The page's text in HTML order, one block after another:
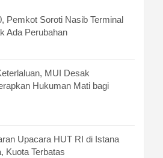
Pemkot Soroti Nasib Terminal
Ada Perubahan
MUI Desak
Hukuman Mati bagi
Upacara HUT RI di Istana
Kuota Terbatas